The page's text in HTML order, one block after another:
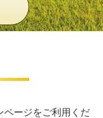
ページをご利用くだ